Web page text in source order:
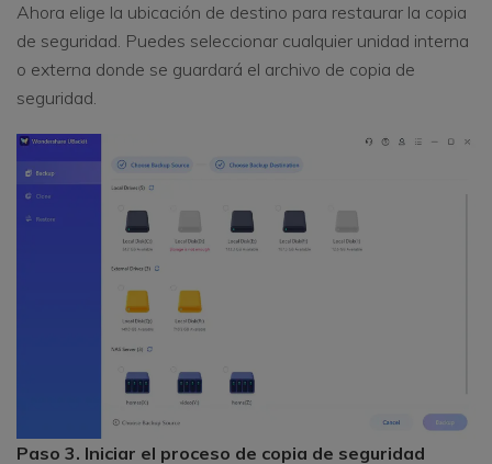
Ahora elige la ubicación de destino para restaurar la copia
de seguridad. Puedes seleccionar cualquier unidad interna
o externa donde se guardará el archivo de copia de
seguridad.
Paso 3. Iniciar el proceso de copia de seguridad